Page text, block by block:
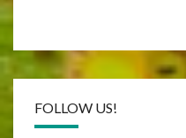
FOLLOW US!